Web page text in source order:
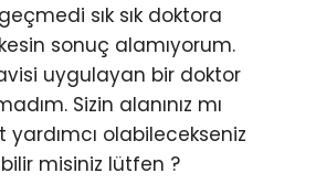
sık sık doktora
sonuç alamıyorum.
uygulayan bir doktor
Sizin alanınız mı
olabilecekseniz
misiniz lütfen ?